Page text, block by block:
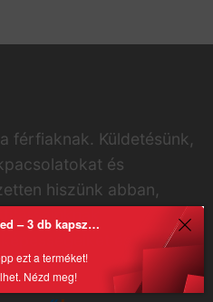
férfiaknak. Küldetésünk,
és
hiszünk abban,
és
Titán Power Red – 3 db kapszula
ezt a terméket!
Nézd meg!